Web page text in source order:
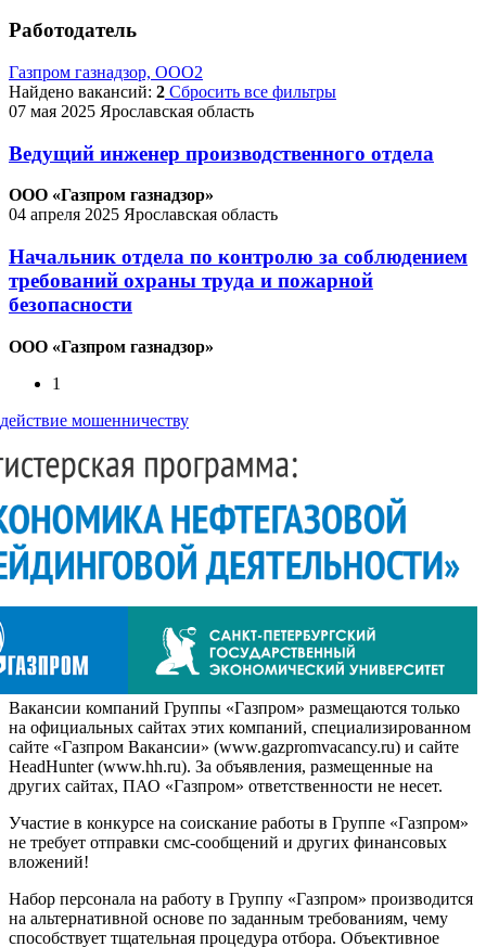
Работодатель
Газпром газнадзор, ООО2
Найдено вакансий: 2 Сбросить все фильтры
07 мая 2025 Ярославская область
Ведущий инженер производственного отдела
ООО «Газпром газнадзор»
04 апреля 2025 Ярославская область
Начальник отдела по контролю за соблюдением
требований охраны труда и пожарной
безопасности
ООО «Газпром газнадзор»
1
мошенничеству
Вакансии компаний Группы «Газпром» размещаются только
на официальных сайтах этих компаний, специализированном
сайте «Газпром Вакансии» (www.gazpromvacancy.ru) и сайте
HeadHunter (www.hh.ru). За объявления, размещенные на
других сайтах, ПАО «Газпром» ответственности не несет.
Участие в конкурсе на соискание работы в Группе «Газпром»
не требует отправки смс-сообщений и других финансовых
вложений!
Набор персонала на работу в Группу «Газпром» производится
на альтернативной основе по заданным требованиям, чему
способствует тщательная процедура отбора. Объективное